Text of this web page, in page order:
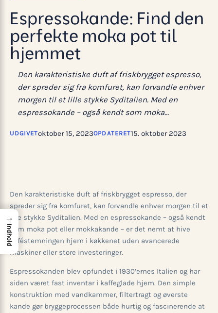
Espressokande: Find den
perfekte moka pot til
hjemmet
Den karakteristiske duft af friskbrygget espresso,
der spreder sig fra komfuret, kan forvandle enhver
morgen til et lille stykke Syditalien. Med en
espressokande – også kendt som moka…
UDGIVEToktober 15, 2023OPDATERET15. oktober 2023
Den karakteristiske duft af friskbrygget espresso, der
spreder sig fra komfuret, kan forvandle enhver morgen til et
lille stykke Syditalien. Med en espressokande – også kendt
som moka pot eller mokkakande – er det nemt at hive
caféstemningen hjem i køkkenet uden avancerede
maskiner eller store investeringer.
Espressokanden blev opfundet i 1930’ernes Italien og har
siden været fast inventar i kaffeglade hjem. Den simple
konstruktion med vandkammer, filtertragt og øverste
kande gør bryggeprocessen både hurtig og fascinerende at
→
Indhold